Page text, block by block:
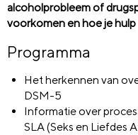
alcoholprobleem of
voorkomen en hoe je
Programma
Het herkennen van
DSM-5
Informatie over
SLA (Seks en Liefdes